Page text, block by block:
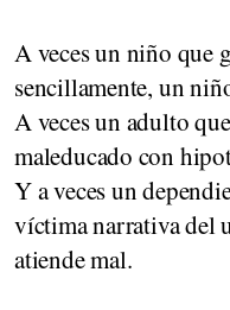
A veces un niño que
sencillamente, un
A veces un adulto
maleducado con
Y a veces un
víctima narrativa del
atiende mal.